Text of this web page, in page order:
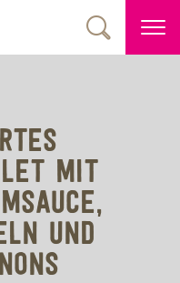
MIT
UND